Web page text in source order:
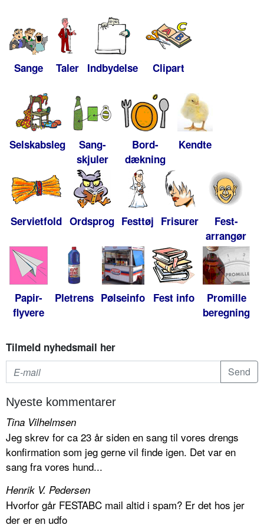
Sange Taler Indbydelse Clipart
Selskabsleg
Sang-
skjuler
Bord-
dækning
Kendte
Servietfold Ordsprog Festtøj Frisurer
Fest-
arrangør
Papir-
flyvere
Pletrens Pølseinfo Fest info
Promille
beregning
Tilmeld nyhedsmail her
Nyeste kommentarer
Tina Vilhelmsen
Jeg skrev for ca 23 år siden en sang til vores drengs
konfirmation som jeg gerne vil finde igen. Det var en
sang fra vores hund...
Henrik V. Pedersen
Hvorfor går FESTABC mail altid i spam? Er det hos jer
der er en udfo